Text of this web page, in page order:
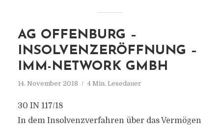
AG OFFENBURG –
INSOLVENZERÖFFNUNG –
IMM-NETWORK GMBH
14. November 2018 4 Min. Lesedauer
30 IN 117/18
In dem Insolvenzverfahren über das Vermögen